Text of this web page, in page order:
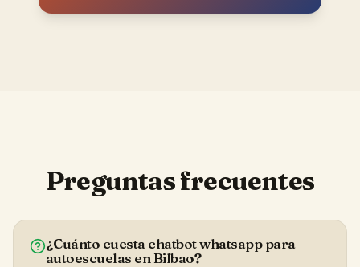
Preguntas frecuentes
¿Cuánto cuesta chatbot whatsapp para
autoescuelas en Bilbao?